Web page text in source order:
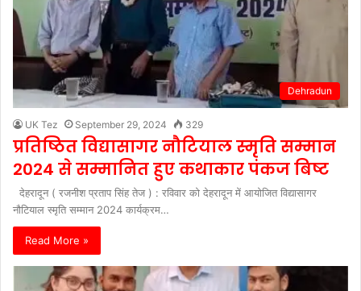
Dehradun
UK Tez September 29, 2024 329
प्रतिष्ठित विद्यासागर नौटियाल स्मृति सम्मान
2024 से सम्मानित हुए कथाकार पंकज बिष्ट
देहरादून ( रजनीश प्रताप सिंह तेज ) : रविवार को देहरादून में आयोजित विद्यासागर
नौटियाल स्मृति सम्मान 2024 कार्यक्रम…
Read More »